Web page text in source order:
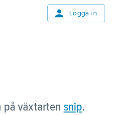
Logga in
på växtarten snip.